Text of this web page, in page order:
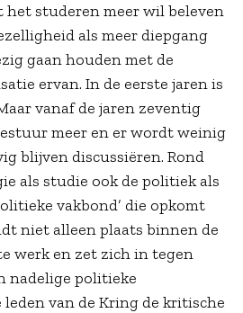
het studeren meer wil beleven
als meer diepgang
gaan houden met de
ervan. In de eerste jaren is
vanaf de jaren zeventig
meer en er wordt weinig
blijven discussiëren. Rond
als studie ook de politiek als
vakbond’ die opkomt
niet alleen plaats binnen de
werk en zet zich in tegen
nadelige politieke
van de Kring de kritische